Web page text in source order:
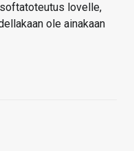
lovelle,
ole ainakaan